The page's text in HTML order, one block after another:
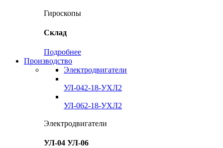
Гироскопы
Склад
Подробнее
Производство
Электродвигатели
УЛ-042-18-УХЛ2
УЛ-062-18-УХЛ2
Электродвигатели
УЛ-04 УЛ-06